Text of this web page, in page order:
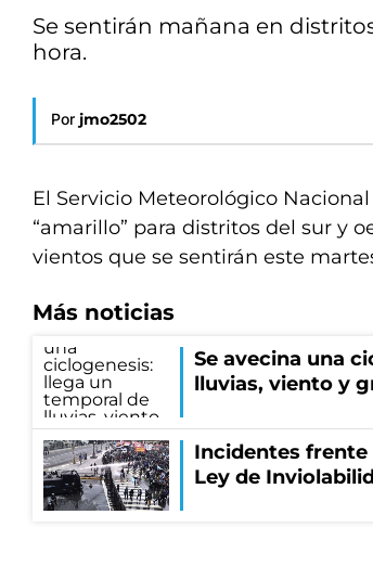
Se sentirán mañana en
hora.
Por jmo2502
El Servicio Meteorológico
“amarillo” para distritos del sur y
vientos que se sentirán este
Más noticias
Se avecina una
lluvias, viento y
Incidentes frente
Ley de